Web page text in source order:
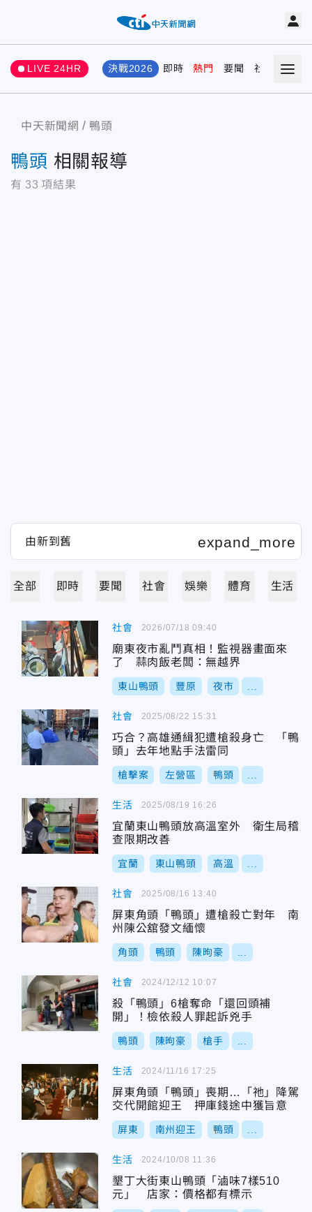
LIVE 24HR 決戰2026 即時 熱門 要聞 社會 娛樂
中天新聞網 鴨頭
鴨頭 相關報導
有 33 項結果
全部 即時 要聞 社會 娛樂 體育 生活
社會
廟東夜市亂鬥真相！監視器畫面來
了 蒜肉飯老闆：無越界
東山鴨頭 豐原 夜市
2026/07/18 09:40
社會
巧合？高雄通緝犯遭槍殺身亡 「鴨
頭」去年地點手法雷同
槍擊案 左營區 鴨頭
2025/08/22 15:31
生活
宜蘭東山鴨頭放高溫室外 衛生局稽
查限期改善
宜蘭 東山鴨頭 高溫
2025/08/19 16:26
社會
屏東角頭「鴨頭」遭槍殺亡對年 南
州陳公舘發文緬懷
角頭 鴨頭 陳昫豪
2025/08/16 13:40
社會
殺「鴨頭」6槍奪命「還回頭補
開」！檢依殺人罪起訴兇手
鴨頭 陳昫豪 槍手
2024/12/12 10:07
生活
屏東角頭「鴨頭」喪期…「祂」降駕
交代開館迎王 押庫錢途中獲旨意
屏東 南州迎王 鴨頭
2024/11/16 17:25
生活
墾丁大街東山鴨頭「滷味7樣510
元」 店家：價格都有標示
2024/10/08 11:36